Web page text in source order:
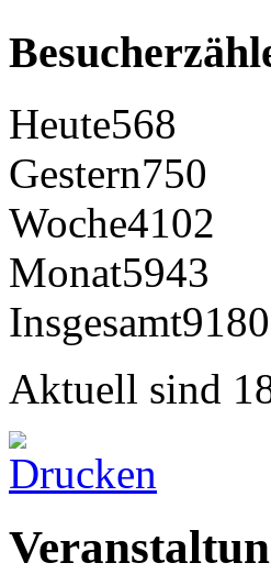
Heute568
Gestern750
Woche4102
Monat5943
Insgesamt
Aktuell sind